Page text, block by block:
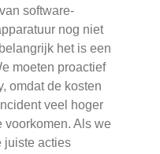
software-
nog niet
het is een
moeten proactief
omdat de kosten
veel hoger
voorkomen. Als we
juiste acties